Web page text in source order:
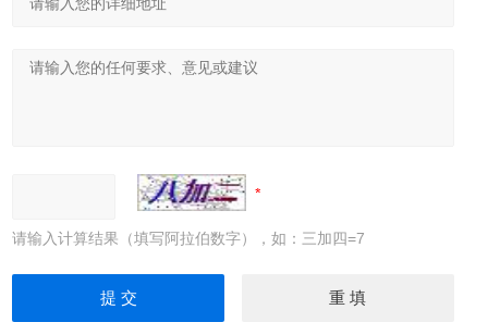
请输入计算结果（填写阿拉伯数字），如：三加四=7